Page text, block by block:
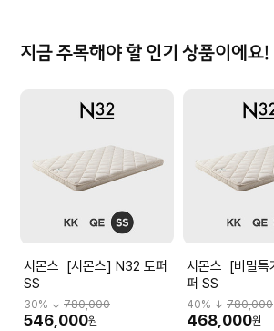
지금 주목해야 할 인기 상품이에요!
시몬스 [시몬스] N32 토퍼
SS
30% ↓ 780,000
546,000원
시몬스 [비밀특가] N32 토
퍼 SS
40% ↓780,000
468,000원